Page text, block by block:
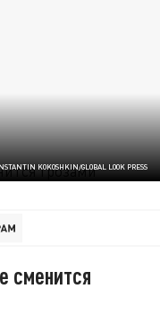
KOKOSHKIN/GLOBAL LOOK PRESS
сменится